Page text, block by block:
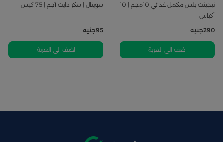
تيجينت بلس مكمل غذائي 10مجم | 10
أكياس
290جنيه
اضف الى العربة
سويتال | سكر دايت 1جم | 75 كيس
95جنيه
اضف الى العربة